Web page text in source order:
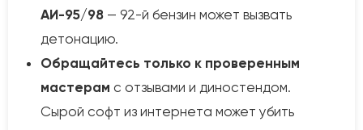
АИ-95/98 — 92-й бензин может вызвать
детонацию.
Обращайтесь только к проверенным
мастерам с отзывами и диностендом.
Сырой софт из интернета может убить